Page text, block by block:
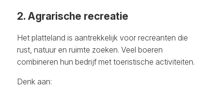
2. Agrarische recreatie
Het platteland is aantrekkelijk voor recreanten die
rust, natuur en ruimte zoeken. Veel boeren
combineren hun bedrijf met toeristische activiteiten.
Denk aan: